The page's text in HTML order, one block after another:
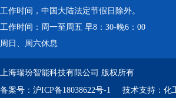
工作时间，中国大陆法定节假日除外。
工作时间：周一至周五 早8：30-晚6：00
周日、周六休息
上海瑞玢智能科技有限公司 版权所有
备案号： 沪ICP备18038622号-1 技术支持： 化